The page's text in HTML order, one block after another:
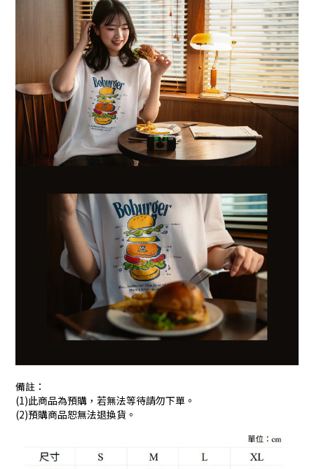
備註：
(1)此商品為預購，若無法等待請勿下單。
(2)預購商品恕無法退換貨。